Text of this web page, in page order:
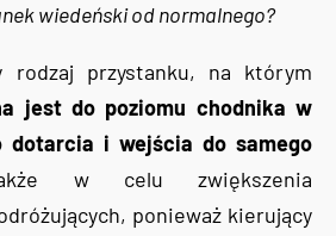
wiedeński od normalnego?
przystanku, na którym
jest do poziomu chodnika w
dotarcia i wejścia do samego
w celu zwiększenia
ponieważ kierujący